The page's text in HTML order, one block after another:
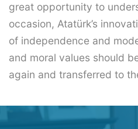
great opportunity to
occasion, Atatürk’s
of independence and
and moral values ​​should
again and transferred to